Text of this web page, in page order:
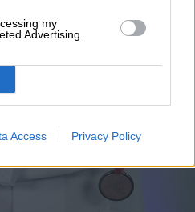
my
Advertising.
Access Privacy Policy